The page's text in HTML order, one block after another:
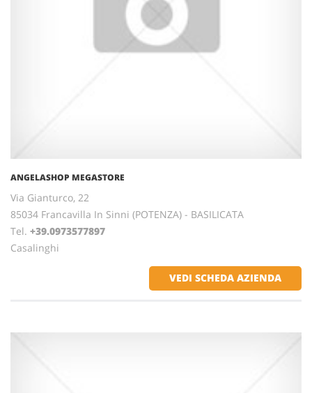
ANGELASHOP MEGASTORE
Via Gianturco, 22
85034 Francavilla In Sinni (POTENZA) - BASILICATA
Tel. +39.0973577897
Casalinghi
VEDI SCHEDA AZIENDA